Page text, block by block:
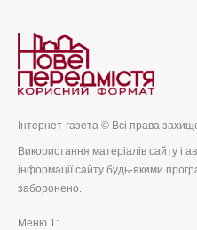
Інтернет-газета © Всі права
Використання матеріалів сайту і
інформації сайту будь-якими
заборонено.
Меню 1: